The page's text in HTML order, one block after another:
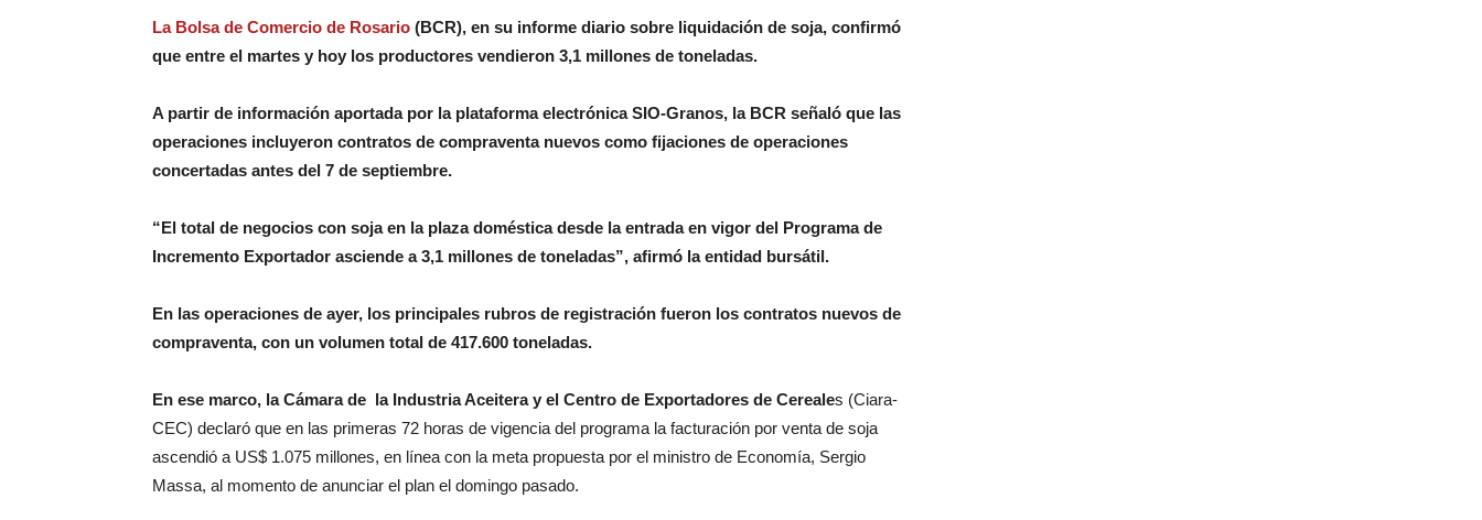
La Bolsa de Comercio de Rosario (BCR), en su informe diario sobre liquidación de soja, confirmó
que entre el martes y hoy los productores vendieron 3,1 millones de toneladas.
A partir de información aportada por la plataforma electrónica SIO-Granos, la BCR señaló que las
operaciones incluyeron contratos de compraventa nuevos como fijaciones de operaciones
concertadas antes del 7 de septiembre.
“El total de negocios con soja en la plaza doméstica desde la entrada en vigor del Programa de
Incremento Exportador asciende a 3,1 millones de toneladas”, afirmó la entidad bursátil.
En las operaciones de ayer, los principales rubros de registración fueron los contratos nuevos de
compraventa, con un volumen total de 417.600 toneladas.
En ese marco, la Cámara de la Industria Aceitera y el Centro de Exportadores de Cereales (Ciara-
CEC) declaró que en las primeras 72 horas de vigencia del programa la facturación por venta de soja
ascendió a US$ 1.075 millones, en línea con la meta propuesta por el ministro de Economía, Sergio
Massa, al momento de anunciar el plan el domingo pasado.